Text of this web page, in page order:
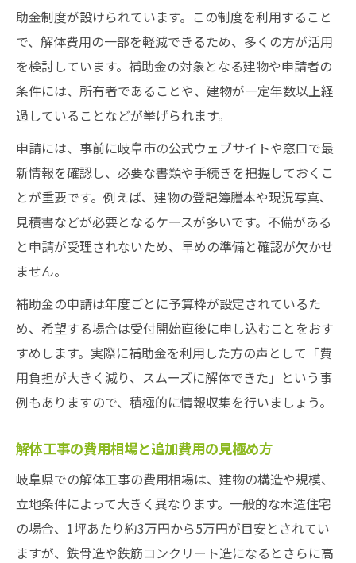
助金制度が設けられています。この制度を利用すること
で、解体費用の一部を軽減できるため、多くの方が活用
を検討しています。補助金の対象となる建物や申請者の
条件には、所有者であることや、建物が一定年数以上経
過していることなどが挙げられます。
申請には、事前に岐阜市の公式ウェブサイトや窓口で最
新情報を確認し、必要な書類や手続きを把握しておくこ
とが重要です。例えば、建物の登記簿謄本や現況写真、
見積書などが必要となるケースが多いです。不備がある
と申請が受理されないため、早めの準備と確認が欠かせ
ません。
補助金の申請は年度ごとに予算枠が設定されているた
め、希望する場合は受付開始直後に申し込むことをおす
すめします。実際に補助金を利用した方の声として「費
用負担が大きく減り、スムーズに解体できた」という事
例もありますので、積極的に情報収集を行いましょう。
解体工事の費用相場と追加費用の見極め方
岐阜県での解体工事の費用相場は、建物の構造や規模、
立地条件によって大きく異なります。一般的な木造住宅
の場合、1坪あたり約3万円から5万円が目安とされてい
ますが、鉄骨造や鉄筋コンクリート造になるとさらに高